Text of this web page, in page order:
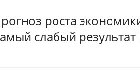
роста
слабый результат